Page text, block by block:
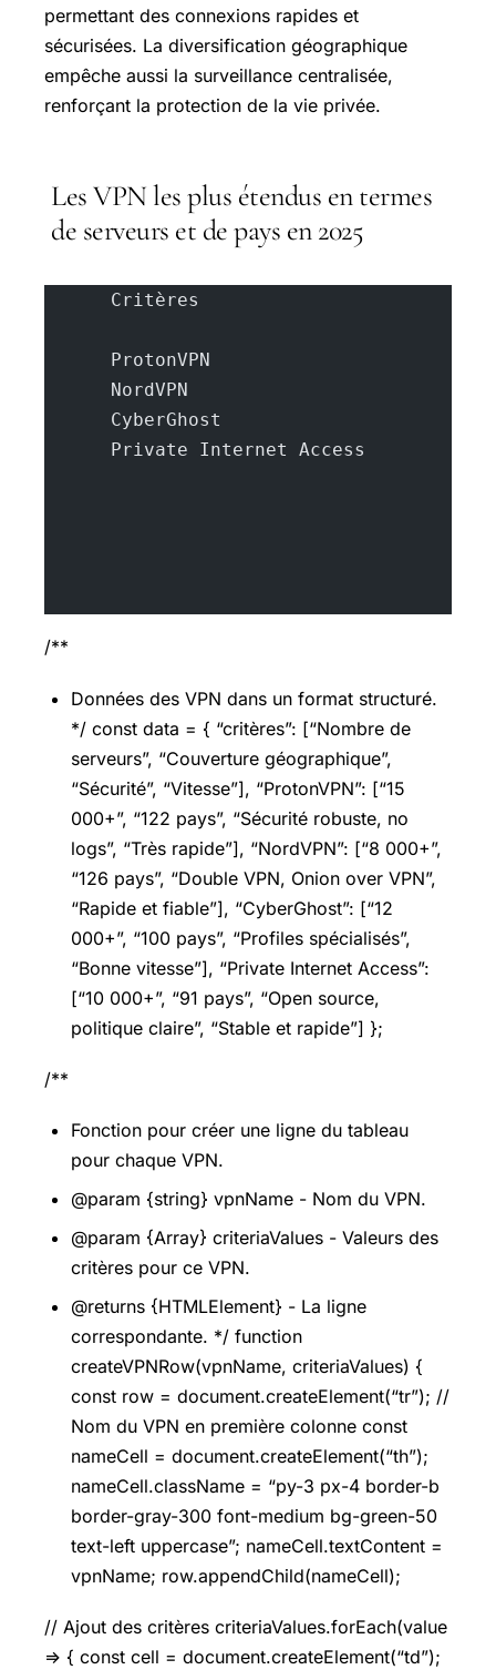
permettant des connexions rapides et
sécurisées. La diversification géographique
empêche aussi la surveillance centralisée,
renforçant la protection de la vie privée.
Les VPN les plus étendus en termes
de serveurs et de pays en 2025
      Critères
      ProtonVPN
      NordVPN
      CyberGhost
      Private Internet Access
/**
Données des VPN dans un format structuré.
*/ const data = { “critères”: [“Nombre de
serveurs”, “Couverture géographique”,
“Sécurité”, “Vitesse”], “ProtonVPN”: [“15
000+”, “122 pays”, “Sécurité robuste, no
logs”, “Très rapide”], “NordVPN”: [“8 000+”,
“126 pays”, “Double VPN, Onion over VPN”,
“Rapide et fiable”], “CyberGhost”: [“12
000+”, “100 pays”, “Profiles spécialisés”,
“Bonne vitesse”], “Private Internet Access”:
[“10 000+”, “91 pays”, “Open source,
politique claire”, “Stable et rapide”] };
/**
Fonction pour créer une ligne du tableau
pour chaque VPN.
@param {string} vpnName - Nom du VPN.
@param {Array} criteriaValues - Valeurs des
critères pour ce VPN.
@returns {HTMLElement} - La ligne
correspondante. */ function
createVPNRow(vpnName, criteriaValues) {
const row = document.createElement(“tr”); //
Nom du VPN en première colonne const
nameCell = document.createElement(“th”);
nameCell.className = “py-3 px-4 border-b
border-gray-300 font-medium bg-green-50
text-left uppercase”; nameCell.textContent =
vpnName; row.appendChild(nameCell);
// Ajout des critères criteriaValues.forEach(value
=> { const cell = document.createElement(“td”);